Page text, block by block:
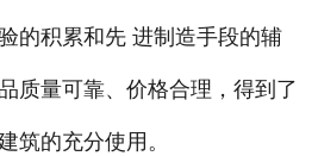
的积累和先 进制造手段的辅
质量可靠、价格合理，得到了
筑的充分使用。